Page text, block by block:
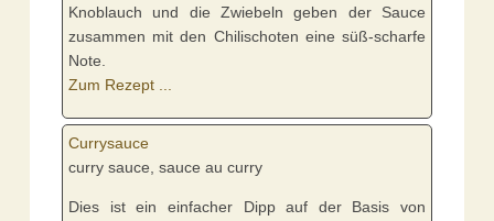
Knoblauch und die Zwiebeln geben der Sauce
zusammen mit den Chilischoten eine süß-scharfe
Note.
Zum Rezept ...
Currysauce
curry sauce, sauce au curry
Dies ist ein einfacher Dipp auf der Basis von